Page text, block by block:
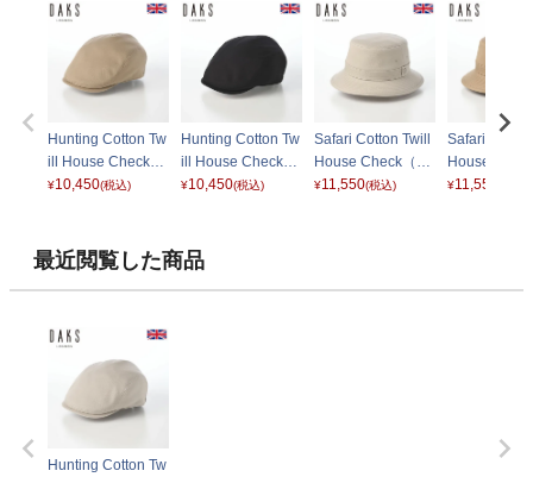
Hunting Cotton Tw
ill House Check
（ハンチング コッ
ベージュ
¥10,450(税込)
Hunting Cotton Tw
ill House Check
（ハンチング コッ
ブラック
¥10,450(税込)
Safari Cotton Twill
House Check（サ
ファリ コットンツ
¥11,550(税込)
Safari
House
ファリ コッ
¥11,550
最近閲覧した商品
Hunting Cotton Tw